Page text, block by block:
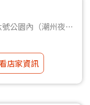
公園內（潮州夜市
店家資訊